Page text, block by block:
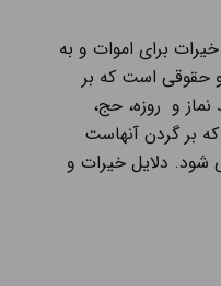
برای اموات و به
حقوقی است که بر
و روزه، حج،
بر گردن آنهاست
دلایل خیرات و